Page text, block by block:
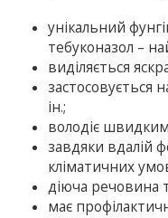
унікальний
тебуконазол –
виділяється
застосовується
ін.;
володіє
завдяки вдалій
кліматичних
діюча речовина
має